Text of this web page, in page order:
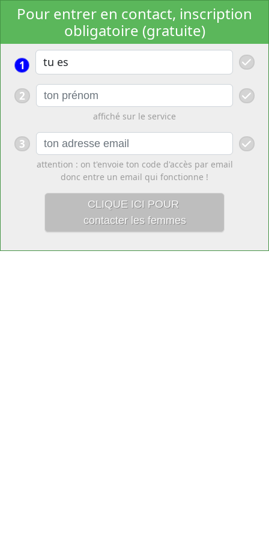
Pour entrer en contact, inscription
obligatoire (gratuite)
1
2
affiché sur le service
3
attention : on t'envoie ton code d'accès par email
donc entre un email qui fonctionne !
CLIQUE ICI POUR
contacter les femmes